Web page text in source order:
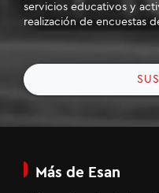
servicios educativos y
realización de encuestas
Más de Esan